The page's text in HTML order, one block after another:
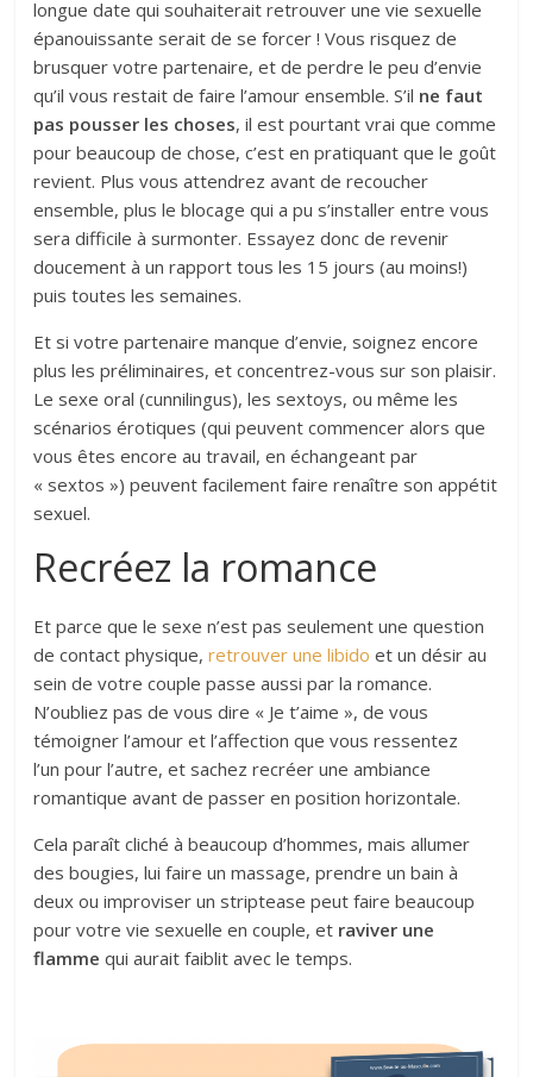
longue date qui souhaiterait retrouver une vie sexuelle
épanouissante serait de se forcer ! Vous risquez de
brusquer votre partenaire, et de perdre le peu d’envie
qu’il vous restait de faire l’amour ensemble. S’il ne faut
pas pousser les choses, il est pourtant vrai que comme
pour beaucoup de chose, c’est en pratiquant que le goût
revient. Plus vous attendrez avant de recoucher
ensemble, plus le blocage qui a pu s’installer entre vous
sera difficile à surmonter. Essayez donc de revenir
doucement à un rapport tous les 15 jours (au moins!)
puis toutes les semaines.
Et si votre partenaire manque d’envie, soignez encore
plus les préliminaires, et concentrez-vous sur son plaisir.
Le sexe oral (cunnilingus), les sextoys, ou même les
scénarios érotiques (qui peuvent commencer alors que
vous êtes encore au travail, en échangeant par
« sextos ») peuvent facilement faire renaître son appétit
sexuel.
Recréez la romance
Et parce que le sexe n’est pas seulement une question
de contact physique,retrouver une libido et un désir au
sein de votre couple passe aussi par la romance.
N’oubliez pas de vous dire « Je t’aime », de vous
témoigner l’amour et l’affection que vous ressentez
l’un pour l’autre, et sachez recréer une ambiance
romantique avant de passer en position horizontale.
Cela paraît cliché à beaucoup d’hommes, mais allumer
des bougies, lui faire un massage, prendre un bain à
deux ou improviser un striptease peut faire beaucoup
pour votre vie sexuelle en couple, et raviver une
flamme qui aurait faiblit avec le temps.